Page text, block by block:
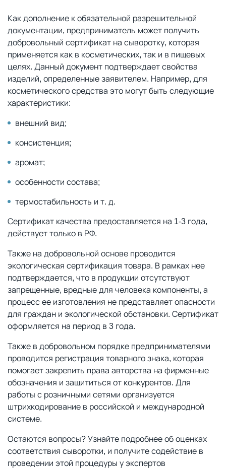
Как дополнение к обязательной разрешительной
документации, предприниматель может получить
добровольный сертификат на сыворотку, которая
применяется как в косметических, так и в пищевых
целях. Данный документ подтверждает свойства
изделий, определенные заявителем. Например, для
косметического средства это могут быть следующие
характеристики:
внешний вид;
консистенция;
аромат;
особенности состава;
термостабильность и т. д.
Сертификат качества предоставляется на 1-3 года,
действует только в РФ.
Также на добровольной основе проводится
экологическая сертификация товара. В рамках нее
подтверждается, что в продукции отсутствуют
запрещенные, вредные для человека компоненты, а
процесс ее изготовления не представляет опасности
для граждан и экологической обстановки. Сертификат
оформляется на период в 3 года.
Также в добровольном порядке предпринимателями
проводится регистрация товарного знака, которая
помогает закрепить права авторства на фирменные
обозначения и защититься от конкурентов. Для
работы с розничными сетями организуется
штрихкодирование в российской и международной
системе.
Остаются вопросы? Узнайте подробнее об оценках
соответствия сыворотки, и получите содействие в
проведении этой процедуры у экспертов